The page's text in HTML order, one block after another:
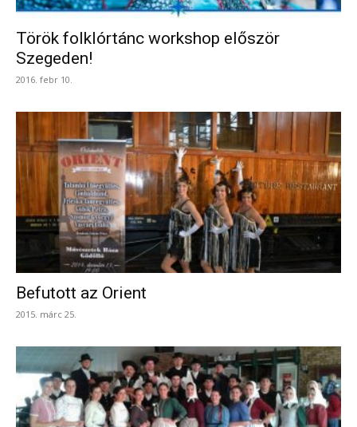
Török folklórtánc workshop először
Szegeden!
2016. febr 10.
Befutott az Orient
2015. márc 25.